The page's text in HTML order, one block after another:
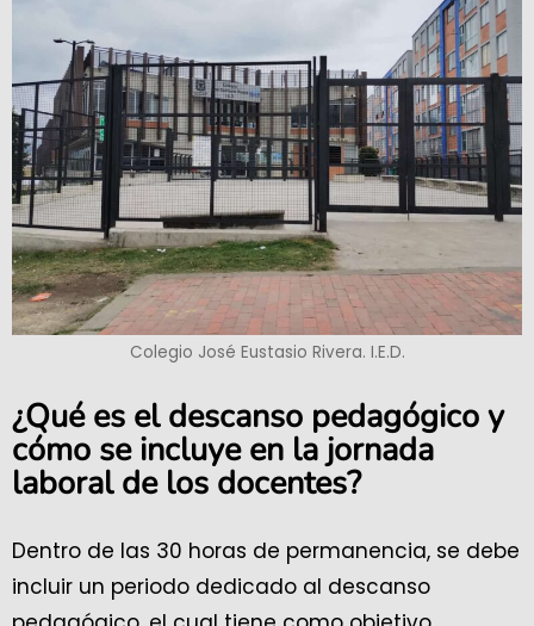
Colegio José Eustasio Rivera. I.E.D.
¿Qué es el descanso pedagógico y
cómo se incluye en la jornada
laboral de los docentes?
Dentro de las 30 horas de permanencia, se debe
incluir un periodo dedicado al descanso